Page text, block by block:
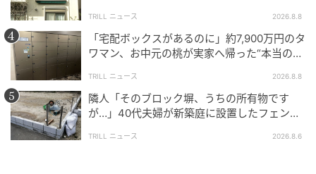
すよ〜！」これが全ての始まりでした
プロフィール
不動産管理会社で10年以上の現場実務に携わり、業
界団体の評価制度策定委員会に所属していた経験が
ある。現在はライターとして、自身の豊富な経験・
TRILL ニュース 2026.8.8
「宅配ボックスがあるのに」約7,900万円のタ
ワマン、お中元の桃が実家へ帰った“本当の理
TRILL ニュース 2026.8.8
隣人「そのブロック塀、うちの所有物です
が…」40代夫婦が新築庭に設置したフェン
TRILL ニュース 2026.8.6